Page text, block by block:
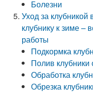
Болезни
Уход за клубникой
клубнику к зиме
работы
Подкормка
Полив клубники
Обработка
Обрезка